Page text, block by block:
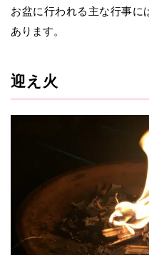
お盆に行われる主な行事に
あります。
迎え火